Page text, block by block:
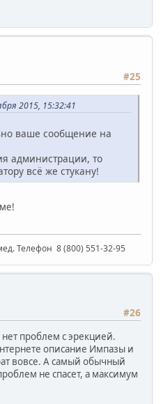
#25
2015, 15:32:41
ваше сообщение на
администрации, то
всё же стукану!
Телефон 8 (800) 551-32-95
#26
нет проблем с эрекцией.
описание Импазы и
вовсе. А самый обычный
не спасет, а максимум